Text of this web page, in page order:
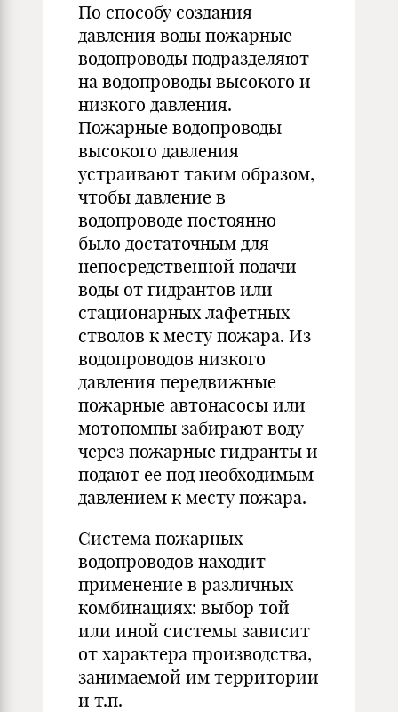
По способу создания
давления воды пожарные
водопроводы подразделяют
на водопроводы высокого и
низкого давления.
Пожарные водопроводы
высокого давления
устраивают таким образом,
чтобы давление в
водопроводе постоянно
было достаточным для
непосредственной подачи
воды от гидрантов или
стационарных лафетных
стволов к месту пожара. Из
водопроводов низкого
давления передвижные
пожарные автонасосы или
мотопомпы забирают воду
через пожарные гидранты и
подают ее под необходимым
давлением к месту пожара.
Система пожарных
водопроводов находит
применение в различных
комбинациях: выбор той
или иной системы зависит
от характера производства,
занимаемой им территории
и т.п.